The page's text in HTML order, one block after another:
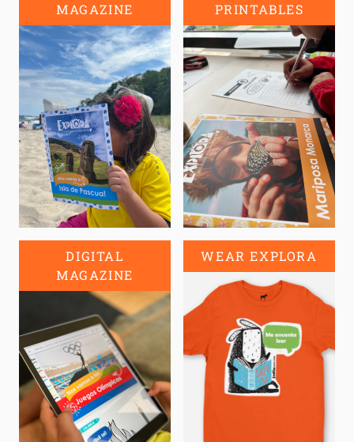
MAGAZINE
PRINTABLES
DIGITAL
MAGAZINE
WEAR EXPLORA